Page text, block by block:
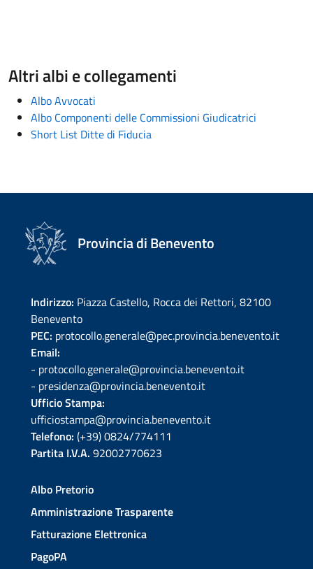
Altri albi e collegamenti
Albo Avvocati
Albo Componenti delle Commissioni Giudicatrici
Short List Ditte di Fiducia
Provincia di Benevento
Indirizzo: Piazza Castello, Rocca dei Rettori, 82100
Benevento
PEC: protocollo.generale@pec.provincia.benevento.it
Email:
- protocollo.generale@provincia.benevento.it
- presidenza@provincia.benevento.it
Ufficio Stampa:
ufficiostampa@provincia.benevento.it
Telefono: (+39) 0824/774111
Partita I.V.A. 92002770623
Albo Pretorio
Amministrazione Trasparente
Fatturazione Elettronica
PagoPA